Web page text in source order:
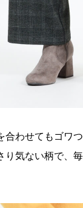
わせてもゴワ
り気ない柄で、